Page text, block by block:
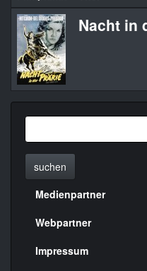
Nacht in
suchen
Menülinks
rechte
Seite
Medienpartner
Webpartner
Impressum